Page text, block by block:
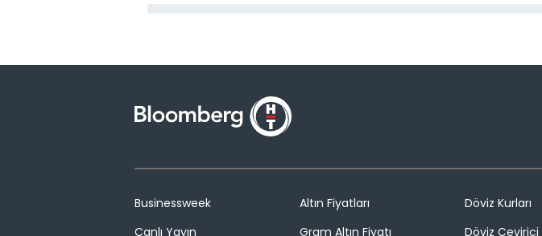
Businessweek
Canlı Yayın
Altın Fiyatları
Gram Altın Fiyatı
Döviz Kurları
Döviz Çevirici